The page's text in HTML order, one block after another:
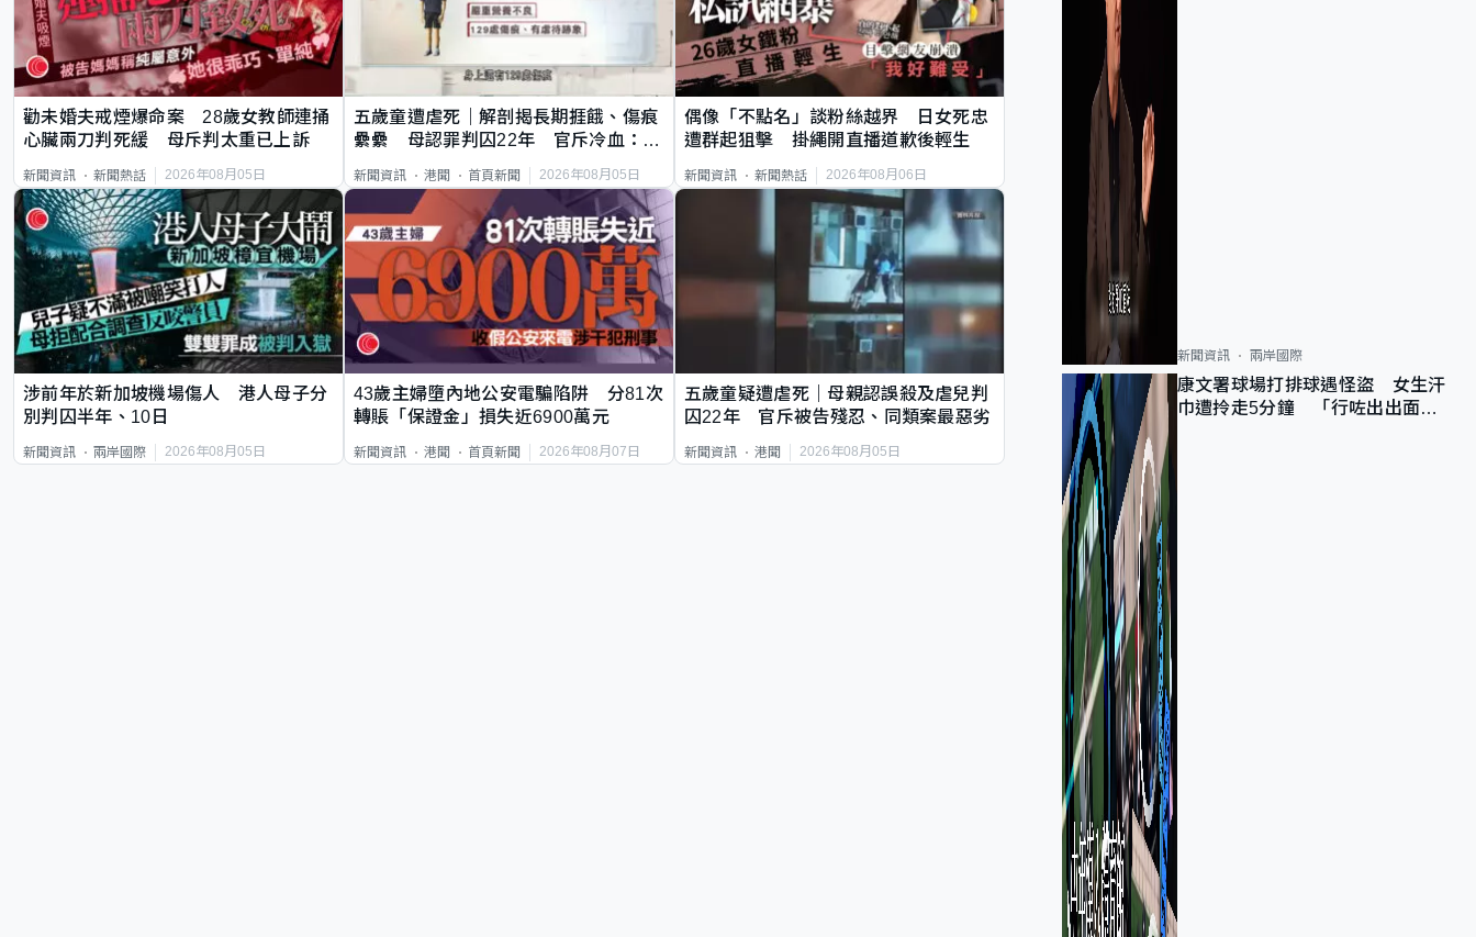
勸未婚夫戒煙爆命案 28歲女教師連捅
心臟兩刀判死緩 母斥判太重已上訴
新聞資訊 新聞熱話 2026年08月05日
五歲童遭虐死｜解剖揭長期捱餓、傷痕
纍纍 母認罪判囚22年 官斥冷血：同
新聞資訊 港聞 首頁新聞 2026年08月05日
偶像「不點名」談粉絲越界 日女死忠
遭群起狙擊 掛繩開直播道歉後輕生
新聞資訊 新聞熱話 2026年08月06日
涉前年於新加坡機場傷人 港人母子分
別判囚半年、10日
新聞資訊 兩岸國際 2026年08月05日
43歲主婦墮內地公安電騙陷阱 分81次
轉賬「保證金」損失近6900萬元
新聞資訊 港聞 首頁新聞 2026年08月07日
五歲童疑遭虐死｜母親認誤殺及虐兒判
囚22年 官斥被告殘忍、同類案最惡劣
新聞資訊 港聞 2026年08月05日
新聞資訊 兩岸國際
康文署球場打排球遇怪盜 女生汗
巾遭拎走5分鐘 「行咗出出面唔